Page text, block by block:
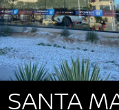
SANTA